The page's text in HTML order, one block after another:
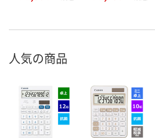
人気の商品